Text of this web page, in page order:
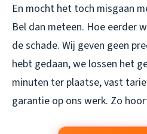
En mocht het toch misgaan
Bel dan meteen. Hoe eerder
de schade. Wij geven geen
hebt gedaan, we lossen het
minuten ter plaatse, vast
garantie op ons werk. Zo